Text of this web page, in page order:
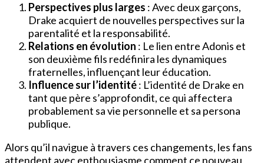
Perspectives plus larges : Avec deux garçons,
Drake acquiert de nouvelles perspectives sur la
parentalité et la responsabilité.
Relations en évolution : Le lien entre Adonis et
son deuxième fils redéfinira les dynamiques
fraternelles, influençant leur éducation.
Influence sur l’identité: L’identité de Drake en
tant que père s’approfondit, ce qui affectera
probablement sa vie personnelle et sa persona
publique.
Alors qu’il navigue à travers ces changements, les fans
attendent avec enthousiasme comment ce nouveau